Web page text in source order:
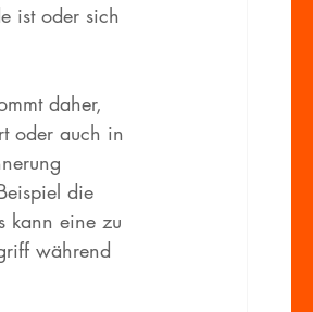
ist oder sich
daher,
oder auch in
die
kann eine zu
während